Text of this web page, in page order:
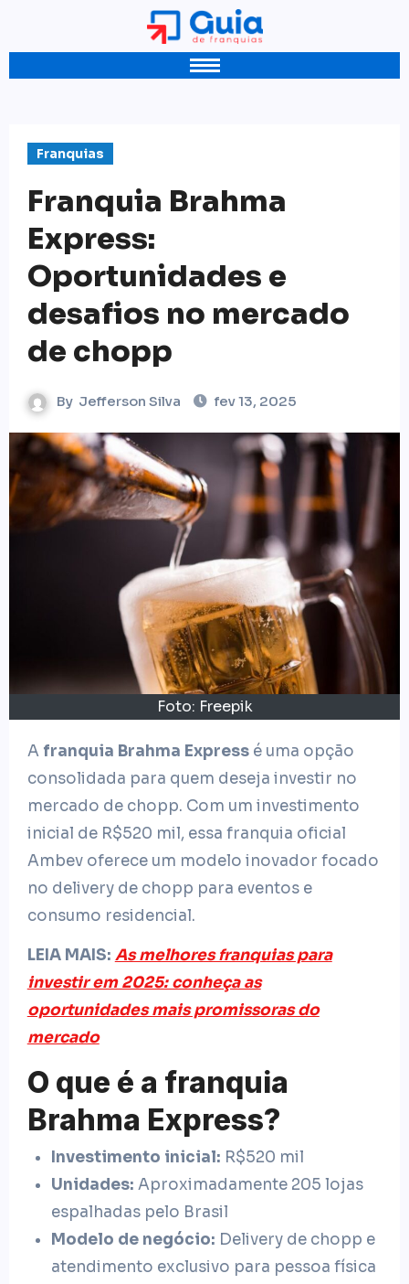
Franquias
Franquia Brahma
Express:
Oportunidades e
desafios no mercado
de chopp
By Jefferson Silva fev 13, 2025
Foto: Freepik
A franquia Brahma Expressé uma opção
consolidada para quem deseja investir no
mercado de chopp. Com um investimento
inicial de R$520 mil, essa franquia oficial
Ambev oferece um modelo inovador focado
no delivery de chopp para eventos e
consumo residencial.
LEIA MAIS: As melhores franquias para
investir em 2025: conheça as
oportunidades mais promissoras do
mercado
O que é a franquia
Brahma Express?
Investimento inicial: R$520 mil
Unidades: Aproximadamente 205 lojas
espalhadas pelo Brasil
Modelo de negócio: Delivery de chopp e
atendimento exclusivo para pessoa física